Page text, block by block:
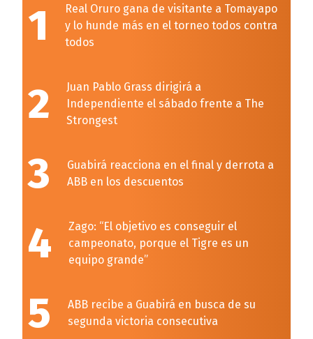
1
Real Oruro gana de visitante a Tomayapo
y lo hunde más en el torneo todos contra
todos
2
Juan Pablo Grass dirigirá a
Independiente el sábado frente a The
Strongest
3
Guabirá reacciona en el final y derrota a
ABB en los descuentos
4
Zago: “El objetivo es conseguir el
campeonato, porque el Tigre es un
equipo grande”
5
ABB recibe a Guabirá en busca de su
segunda victoria consecutiva